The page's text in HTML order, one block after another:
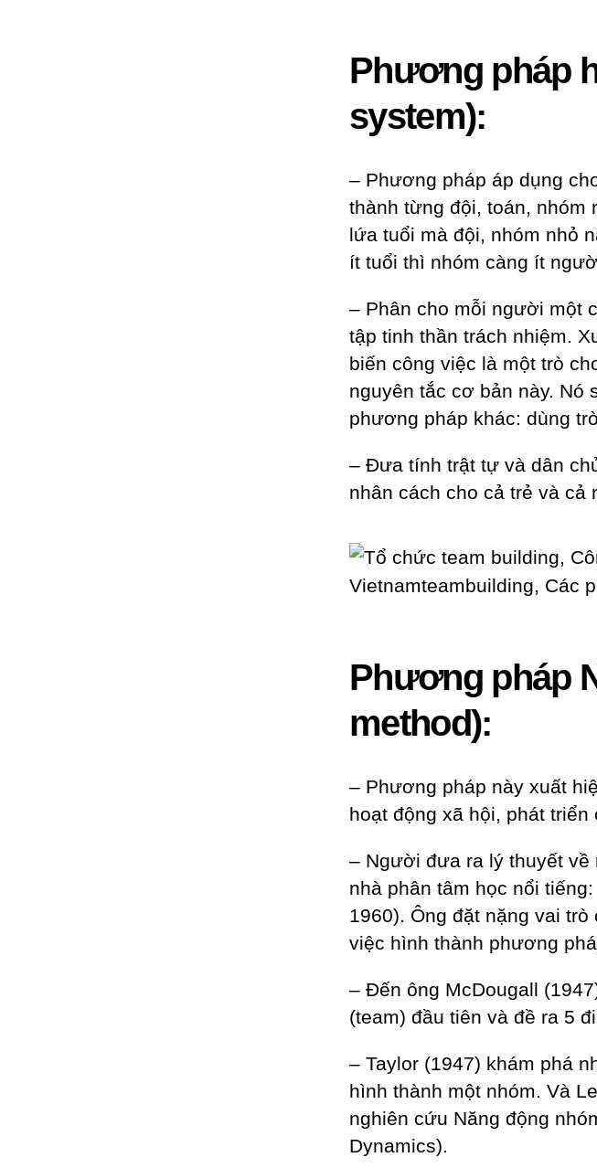
Phương pháp
system):
– Phương pháp áp dụng
thành từng đội, toán,
lứa tuổi mà đội, nhóm nhỏ
ít tuổi thì nhóm càng ít
– Phân cho mỗi người một
tập tinh thần trách nhiệm.
biến công việc là một trò
nguyên tắc cơ bản này. Nó
phương pháp khác: dùng
– Đưa tính trật tự và dân
nhân cách cho cả trẻ và cả
Phương pháp
method):
– Phương pháp này xuất
hoạt động xã hội, phát triển
– Người đưa ra lý thuyết về
nhà phân tâm học nổi
1960). Ông đặt nặng vai
việc hình thành phương
– Đến ông McDougall
(team) đầu tiên và đề ra 5
– Taylor (1947) khám phá
hình thành một nhóm. Và
nghiên cứu Năng động
Dynamics).